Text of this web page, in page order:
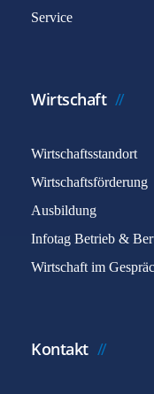
Service
Wirtschaft
Wirtschaftsstandort
Wirtschaftsförderung
Ausbildung
Infotag Betrieb &
Wirtschaft im
Kontakt